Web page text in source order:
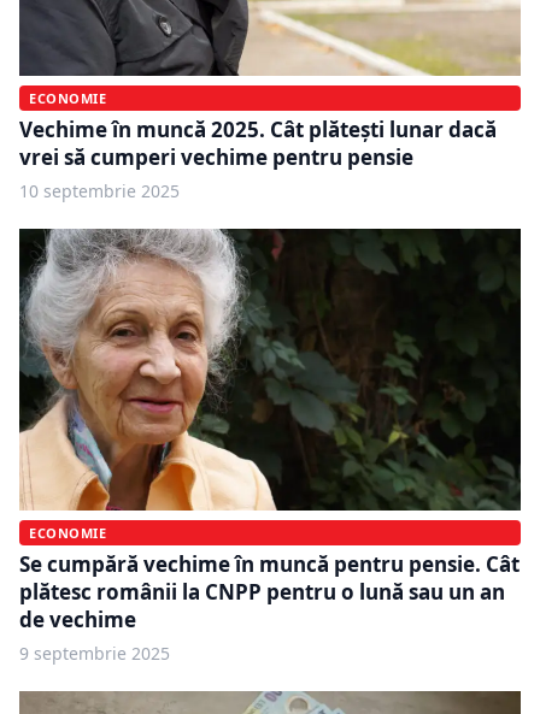
ECONOMIE
Vechime în muncă 2025. Cât plătești lunar dacă
vrei să cumperi vechime pentru pensie
10 septembrie 2025
ECONOMIE
Se cumpără vechime în muncă pentru pensie. Cât
plătesc românii la CNPP pentru o lună sau un an
de vechime
9 septembrie 2025